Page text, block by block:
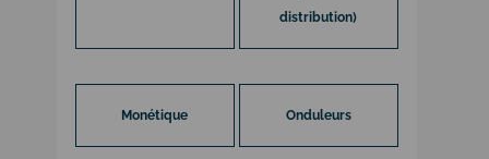
distribution)
Monétique Onduleurs